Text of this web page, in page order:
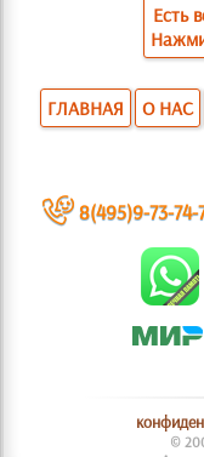
Есть
ГЛАВНАЯ О НАС
~ 8(495)9-73-74-
©